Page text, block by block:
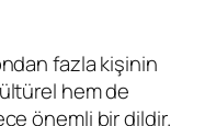
fazla kişinin
hem de
önemli bir dildir.